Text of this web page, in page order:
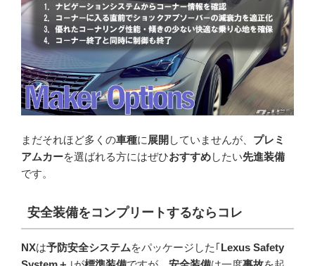
まだそれほど多くの車種に 展開 していませんが、 プレミ
アムカーを選ばれる方にはぜひおすすめしたい先進装備
です。
安全装備をコンプリートするならコレ
NXは予防安全システムをパッケージした｢Lexus Safety